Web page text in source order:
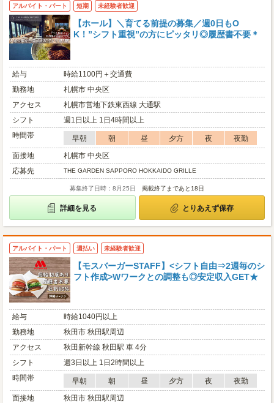
アルバイト・パート 短期 未経験者歓迎
【ホール】＼育てる前提の募集／週0日もO
K！”シフト重視”の方にピッタリ◎履歴書不要＊
給与
時給1100円＋交通費
勤務地
札幌市 中央区
アクセス
札幌市営地下鉄東西線 大通駅
シフト
週1日以上 1日4時間以上
時間帯
早朝 朝 昼 夕方 夜
夜勤
面接地
札幌市 中央区
応募先
THE GARDEN SAPPORO HOKKAIDO GRILLE
募集終了日時：8月25日 掲載終了まであと18日
詳細を見る とりあえず保存
アルバイト・パート 週払い 未経験者歓迎
【モスバーガーSTAFF】<シフト自由⇒2週毎のシ
フト作成>Wワークとの調整も◎安定収入GET★
給与
時給1040円以上
勤務地
秋田市 秋田駅周辺
アクセス
秋田新幹線 秋田駅 車 4分
シフト
週3日以上 1日2時間以上
時間帯
早朝 朝 昼 夕方 夜
夜勤
面接地
秋田市 秋田駅周辺